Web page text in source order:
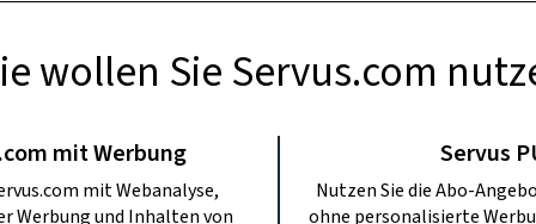
KÜCHE
perfekte
wollen Sie Servus.com
mit Werbung
mit Webanalyse,
Werbung und Inhalten von
Servus
Nutzen Sie die Abo-
ohne personalisierte